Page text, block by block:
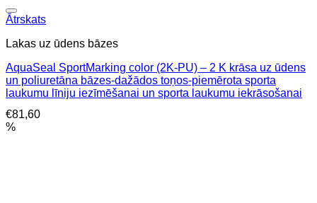
Ātrskats
Lakas uz ūdens bāzes
AquaSeal SportMarking color (2K-PU) – 2 K krāsa uz ūdens
un poliuretāna bāzes-dažādos toņos-piemērota sporta
laukumu līniju iezīmēšanai un sporta laukumu iekrāsošanai
€81,60
%